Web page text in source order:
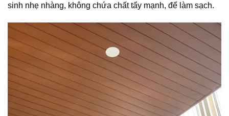
sinh nhẹ nhàng, không chứa chất tẩy mạnh, để làm sạch.